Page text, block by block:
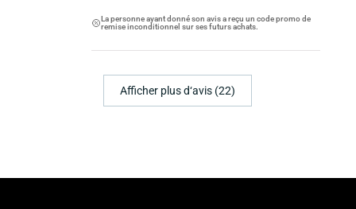
La personne ayant donné son avis a reçu un code promo de
remise inconditionnel sur ses futurs achats.
Afficher plus d‘avis (22)